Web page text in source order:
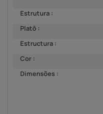
Estrutura :
Platô :
Estructura :
Cor :
Dimensões :